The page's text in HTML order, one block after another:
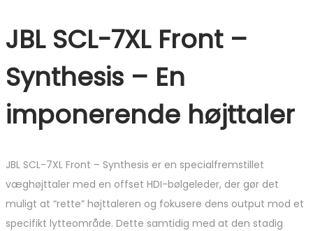
JBL SCL-7XL Front –
Synthesis – En
imponerende højttaler
JBL SCL-7XL Front – Synthesis er en specialfremstillet
væghøjttaler med en offset HDI-bølgeleder, der gør det
muligt at “rette” højttaleren og fokusere dens output mod et
specifikt lytteområde. Dette samtidig med at den stadig